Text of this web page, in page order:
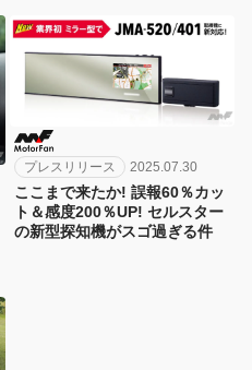
プレスリリース 2025.07.30
ここまで来たか! 誤報60％カッ
ト＆感度200％UP! セルスター
の新型探知機がスゴ過ぎる件